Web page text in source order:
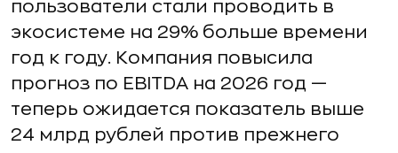
пользователи стали проводить в
экосистеме на 29% больше времени
год к году. Компания повысила
прогноз по EBITDA на 2026 год —
теперь ожидается показатель выше
24 млрд рублей против прежнего